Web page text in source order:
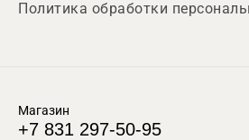
Политика обработки
Магазин
+7 831 297-50-95